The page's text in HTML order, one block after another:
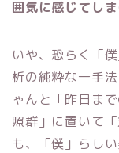
囲気に感じてし
いや、恐らく「
析の純粋な一手
ゃんと「昨日ま
照群」に置いて
も、「僕」らしい